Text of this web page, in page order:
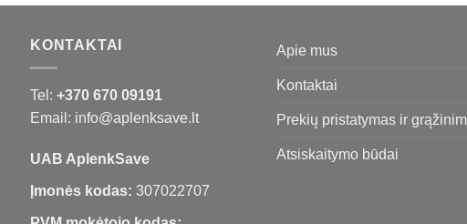
KONTAKTAI
Tel: +370 670 09191
Email: info@aplenksave.lt
UAB AplenkSave
Įmonės kodas: 307022707
Apie mus
Kontaktai
Prekių pristatymas ir
Atsiskaitymo būdai